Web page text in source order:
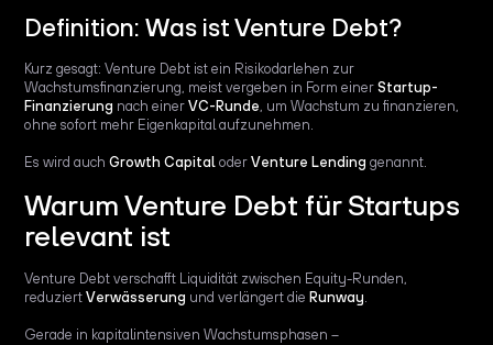
Definition: Was ist Venture Debt?
Kurz gesagt: Venture Debt ist ein Risikodarlehen zur
Wachstumsfinanzierung, meist vergeben in Form einerStartup-
Finanzierung nach einerVC-Runde, um Wachstum zu finanzieren,
ohne sofort mehr Eigenkapital aufzunehmen.
Es wird auchGrowth Capital oderVenture Lendinggenannt.
Warum Venture Debt für Startups
relevant ist
Venture Debt verschafft Liquidität zwischen Equity-Runden,
reduziertVerwässerung und verlängert dieRunway
Gerade in kapitalintensiven Wachstumsphasen –